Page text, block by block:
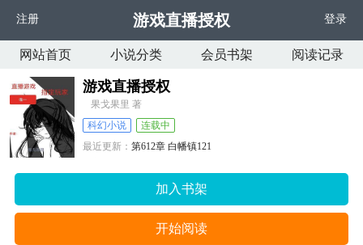
注册 游戏直播授权 登录
网站首页 小说分类 会员书架 阅读记录
游戏直播授权
果戈果里 著
科幻小说
连载中
最近更新：第612章 白幡镇121
加入书架
开始阅读